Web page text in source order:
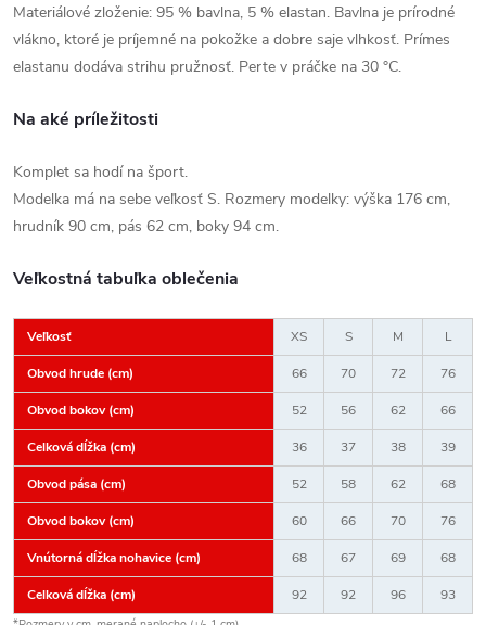
Materiálové zloženie: 95 % bavlna, 5 % elastan. Bavlna je prírodné
vlákno, ktoré je príjemné na pokožke a dobre saje vlhkosť. Prímes
elastanu dodáva strihu pružnosť. Perte v práčke na 30 °C.
Na aké príležitosti
Komplet sa hodí na šport.
Modelka má na sebe veľkosť S. Rozmery modelky: výška 176 cm,
hrudník 90 cm, pás 62 cm, boky 94 cm.
Veľkostná tabuľka oblečenia
Veľkosť XS S M L
Obvod hrude (cm) 66 70 72 76
Obvod bokov (cm) 52 56 62 66
Celková dĺžka (cm) 36 37 38 39
Obvod pása (cm) 52 58 62 68
Obvod bokov (cm) 60 66 70 76
Vnútorná dĺžka nohavice (cm) 68 67 69 68
Celková dĺžka (cm) 92 92 96 93